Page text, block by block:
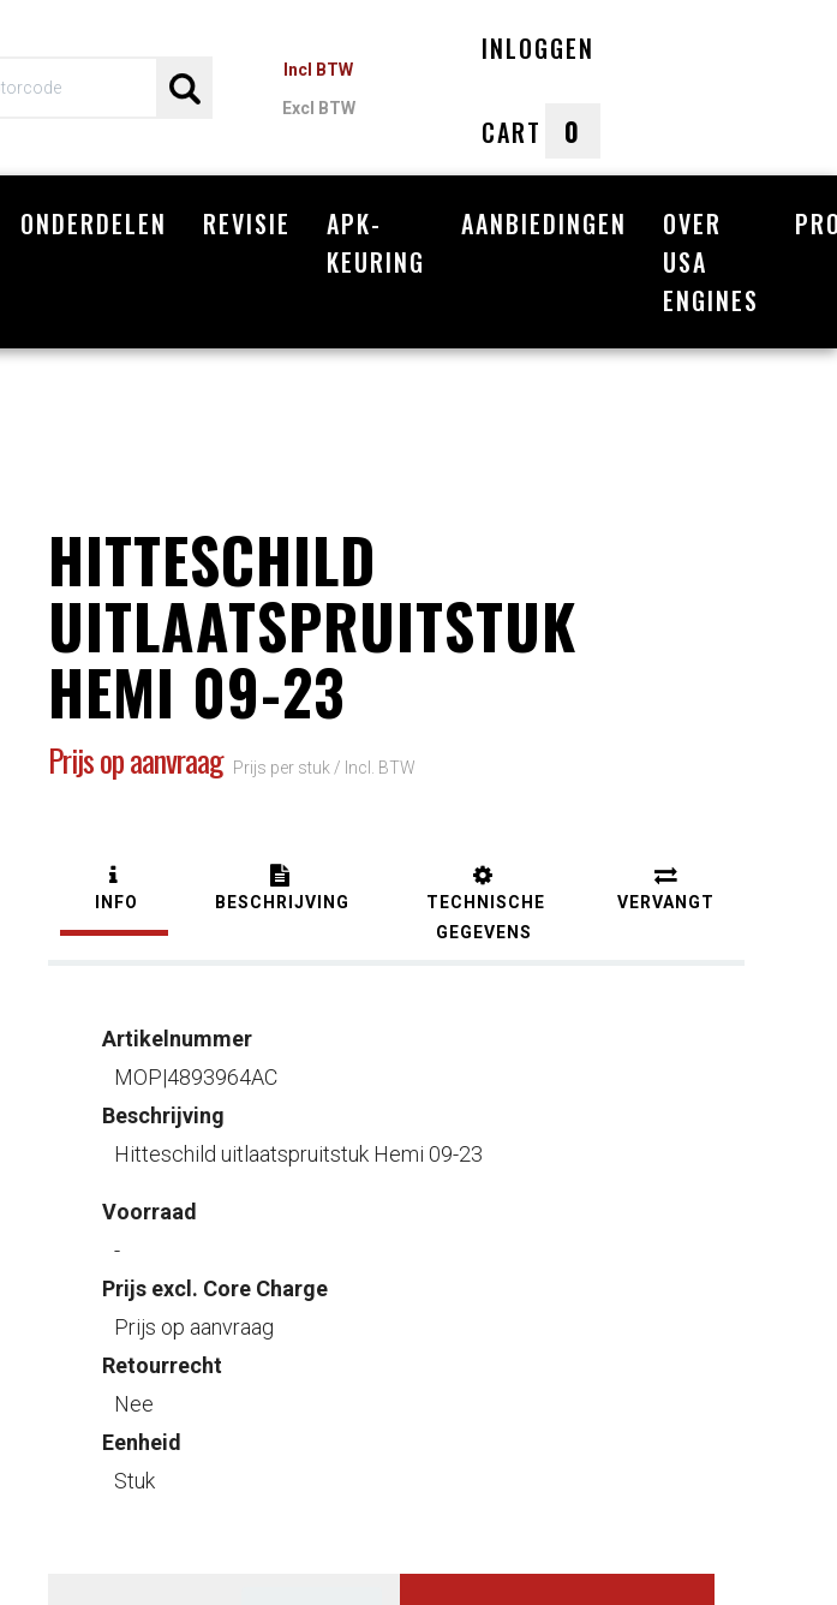
Incl BTW
Excl BTW
INLOGGEN
CART 0
Winkelwagen
ONDERDELEN REVISIE
APK-
KEURING
AANBIEDINGEN
OVER
USA
ENGINES
HITTESCHILD
UITLAATSPRUITSTUK
HEMI 09-23
Prijs op aanvraag Prijs per stuk / Incl. BTW
INFO BESCHRIJVING
TECHNISCHE
GEGEVENS
VERVANGT
Artikelnummer
MOP|4893964AC
Beschrijving
Hitteschild uitlaatspruitstuk Hemi 09-23
Voorraad
-
Prijs excl. Core Charge
Prijs op aanvraag
Retourrecht
Nee
Eenheid
Stuk